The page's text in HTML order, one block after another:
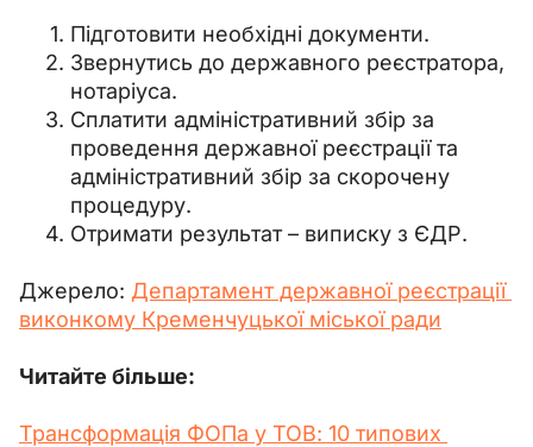
Підготовити необхідні документи.
Звернутись до державного реєстратора,
нотаріуса.
Сплатити адміністративний збір за
проведення державної реєстрації та
адміністративний збір за скорочену
процедуру.
Отримати результат – виписку з ЄДР.
Джерело: Департамент державної реєстрації
виконкому Кременчуцької міської ради
Читайте більше:
Трансформація ФОПа у ТОВ: 10 типових